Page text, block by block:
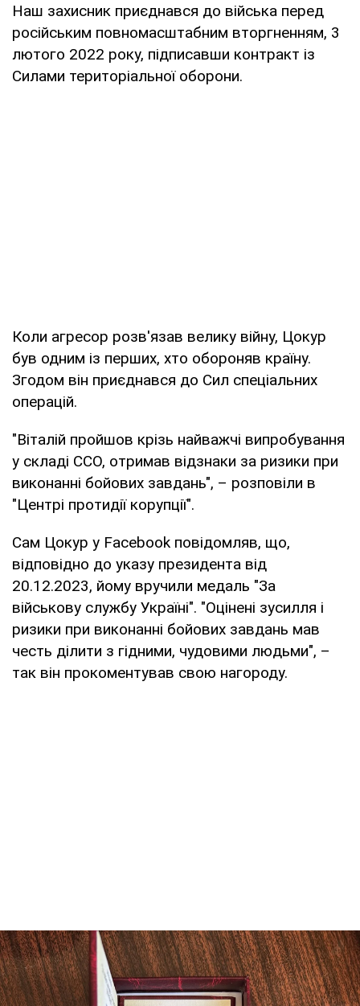
Наш захисник приєднався до війська перед
російським повномасштабним вторгненням, 3
лютого 2022 року, підписавши контракт із
Силами територіальної оборони.
Коли агресор розв'язав велику війну, Цокур
був одним із перших, хто обороняв країну.
Згодом він приєднався до Сил спеціальних
операцій.
"Віталій пройшов крізь найважчі випробування
у складі ССО, отримав відзнаки за ризики при
виконанні бойових завдань", – розповіли в
"Центрі протидії корупції".
Сам Цокур у Facebook повідомляв, що,
відповідно до указу президента від
20.12.2023, йому вручили медаль "За
військову службу Україні". "Оцінені зусилля і
ризики при виконанні бойових завдань мав
честь ділити з гідними, чудовими людьми", –
так він прокоментував свою нагороду.